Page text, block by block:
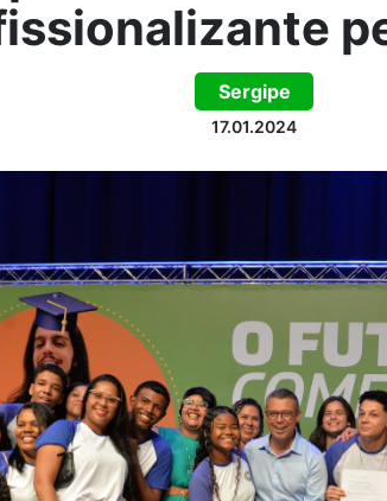
Sergipe
17.01.2024